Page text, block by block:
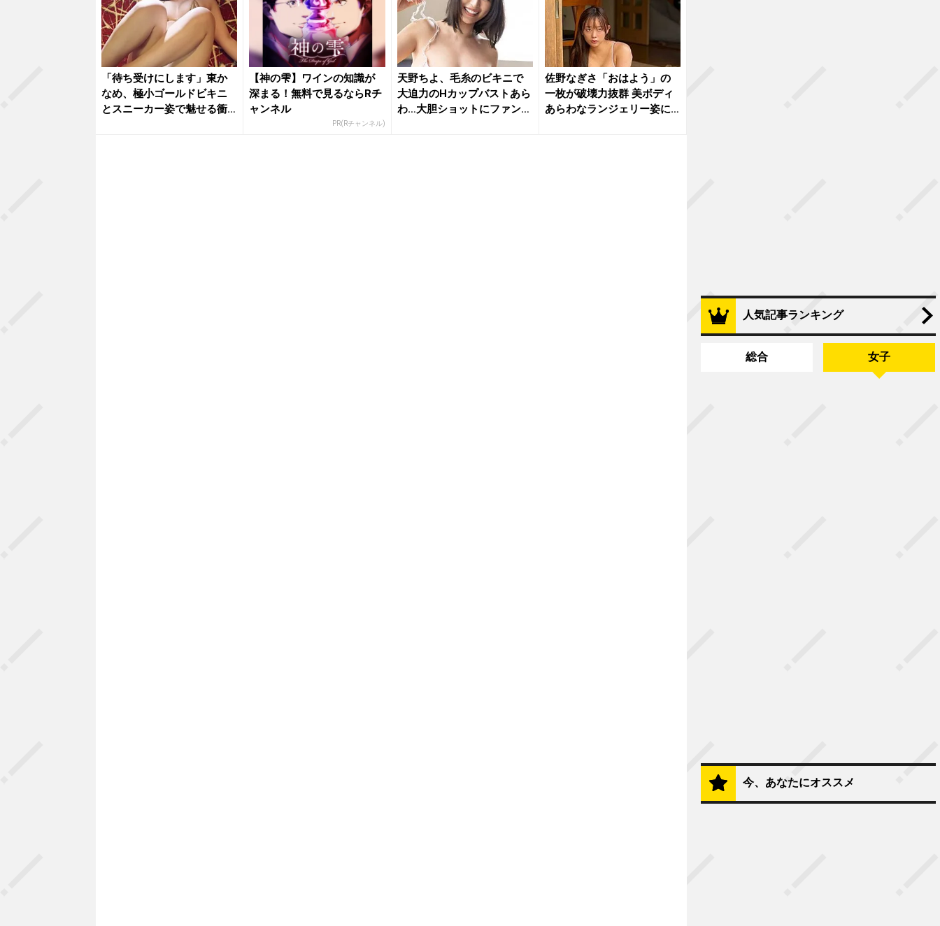
「待ち受けにします」東か
なめ、極小ゴールドビキニ
とスニーカー姿で魅せる衝
【神の雫】ワインの知識が
深まる！無料で見るならRチ
ャンネル
PR(Rチャンネル)
天野ちよ、毛糸のビキニで
大迫力のHカップバストあら
わ…大胆ショットにファン大
佐野なぎさ「おはよう」の
一枚が破壊力抜群 美ボディ
あらわなランジェリー姿に
人気記事ランキング
総合 女子
今、あなたにオススメ